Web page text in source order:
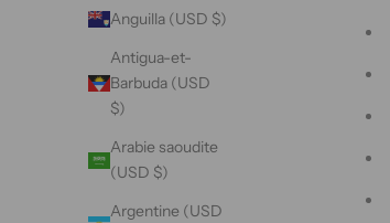
Anguilla (USD $)
Antigua-et-
Barbuda (USD
$)
Arabie saoudite
(USD $)
Argentine (USD